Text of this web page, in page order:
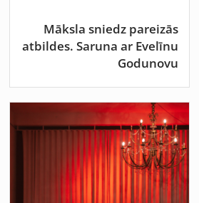
Māksla sniedz pareizās
atbildes. Saruna ar Evelīnu
Godunovu